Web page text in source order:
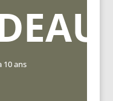
10 ans